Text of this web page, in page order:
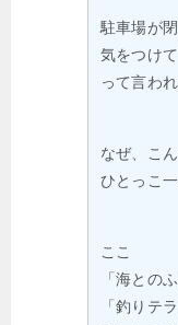
駐車場が
気をつけ
って言わ
なぜ、こ
ひとっこ
ここ
「海との
「釣りテラ